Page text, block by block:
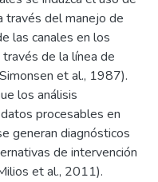
través del manejo de
las canales en los
de la línea de
et al., 1987).
los análisis
procesables en
generan diagnósticos
de intervención
et al., 2011).